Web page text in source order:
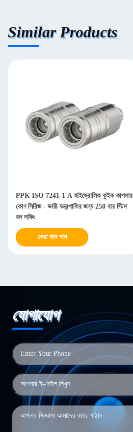
Similar Products
PPK ISO 7241-1 A হাইড্রোলিক কুইক কাপলার
কোণ সিরিজ - ভারী যন্ত্রপাতির জন্য 250 বার স্টিল
বল লকিং
সেরা দাম পান
যোগাযোগ